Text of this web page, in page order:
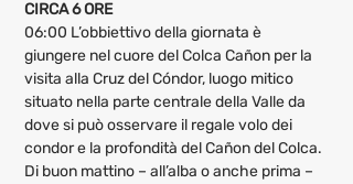
CIRCA 6 ORE
06:00 L’obbiettivo della giornata è
giungere nel cuore del Colca Cañon per la
visita alla Cruz del Cóndor, luogo mitico
situato nella parte centrale della Valle da
dove si può osservare il regale volo dei
condor e la profondità del Cañon del Colca.
Di buon mattino – all’alba o anche prima –